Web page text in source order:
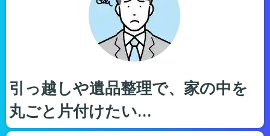
引っ越しや遺品整理で、家の中を
丸ごと片付けたい…